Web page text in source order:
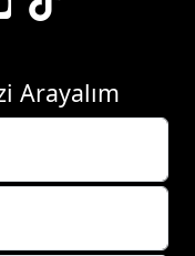
Arayalım